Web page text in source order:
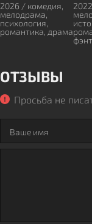
2026 / комедия,
мелодрама,
психология,
романтика, драма
ОТЗЫВЫ
Просьба не